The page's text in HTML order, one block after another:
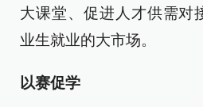
大课堂、促进人才供需对
业生就业的大市场。
以赛促学